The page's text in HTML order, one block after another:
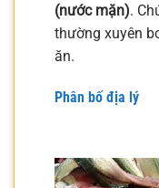
(nước mặn).
thường xuyên
ăn.
Phân bố địa lý